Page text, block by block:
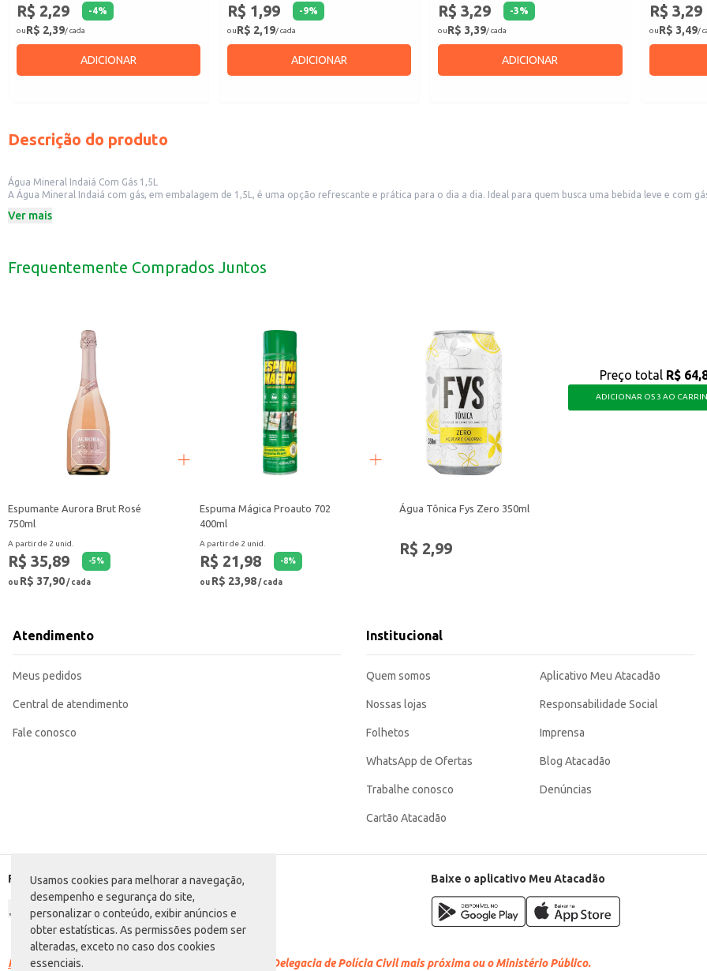
Usamos cookies para melhorar a navegação,
desempenho e segurança do site,
personalizar o conteúdo, exibir anúncios e
obter estatísticas. As permissões podem ser
alteradas, exceto no caso dos cookies
essenciais.
R$ 2,29 -4%
ouR$ 2,39/ cada
ADICIONAR
R$ 1,99 -9%
ouR$ 2,19/ cada
ADICIONAR
R$ 3,29 -3%
ouR$ 3,39/ cada
ADICIONAR
R$ 3,29
ouR$ 3,49/
Descrição do produto
Água Mineral Indaiá Com Gás 1,5L
A Água Mineral Indaiá com gás, em embalagem de 1,5L, é uma opção refrescante e prática para o dia a dia. Ideal para quem busca uma bebida leve e com
Dicas de Uso:
Ideal para manter a hidratação durante atividades físicas.
Ver mais
Frequentemente Comprados Juntos
Espumante Aurora Brut Rosé
750ml
A partir de 2 unid.
R$ 35,89 -5%
ou R$ 37,90/ cada
Espuma Mágica Proauto 702
400ml
A partir de 2 unid.
R$ 21,98 -8%
ou R$ 23,98/ cada
Água Tônica Fys Zero 350ml
R$ 2,99
Preço total R$
ADICIONAR OS 3 AO
Atendimento
Meus pedidos
Central de atendimento
Fale conosco
Institucional
Quem somos
Nossas lojas
Folhetos
WhatsApp de Ofertas
Trabalhe conosco
Cartão Atacadão
Aplicativo Meu Atacadão
Responsabilidade Social
Imprensa
Blog Atacadão
Denúncias
Formas de pagamento Baixe o aplicativo Meu Atacadão
Racismo é crime. Denuncie. Disque 100 ou procure a Delegacia de Polícia Civil mais próxima ou o Ministério Público.